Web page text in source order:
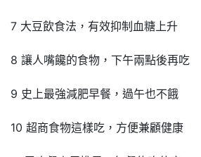
7 大豆飲食法，有效抑制血糖上升
8 讓人嘴饞的食物，下午兩點後再吃
9 史上最強減肥早餐，過午也不餓
10 超商食物這樣吃，方便兼顧健康